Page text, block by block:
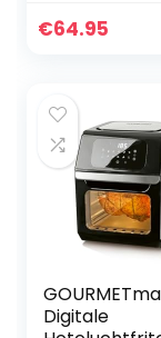
extra olie, 5
Cool Touch,
vrij, snelle
opwarming,
watt
€64.95
Digitale